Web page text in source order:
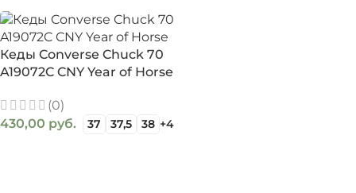
Кеды Converse Chuck 70
A19072C CNY Year of Horse
(0)
430,00 руб. 37 37,5 38 +4